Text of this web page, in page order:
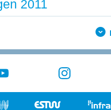
2011